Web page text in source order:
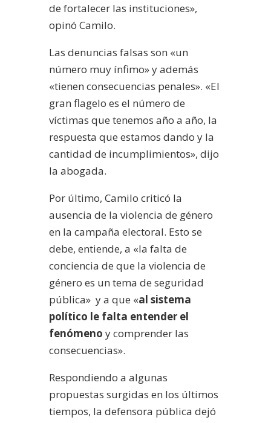
de fortalecer las instituciones»,
opinó Camilo.
Las denuncias falsas son «un
número muy ínfimo» y además
«tienen consecuencias penales». «El
gran flagelo es el número de
víctimas que tenemos año a año, la
respuesta que estamos dando y la
cantidad de incumplimientos», dijo
la abogada.
Por último, Camilo criticó la
ausencia de la violencia de género
en la campaña electoral. Esto se
debe, entiende, a «la falta de
conciencia de que la violencia de
género es un tema de seguridad
pública» y a que «al sistema
político le falta entender el
fenómeno y comprender las
consecuencias».
Respondiendo a algunas
propuestas surgidas en los últimos
tiempos, la defensora pública dejó